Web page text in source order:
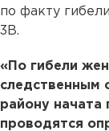
по факту
3В.
«По гибели
следственным
району начата
проводятся